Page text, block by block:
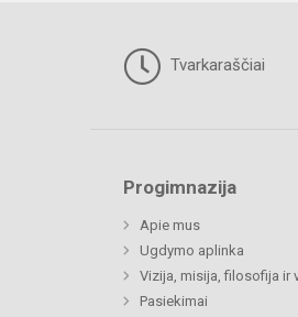
Tvarkaraščiai
Progimnazija
Apie mus
Ugdymo aplinka
Vizija, misija, filosofija ir
Pasiekimai